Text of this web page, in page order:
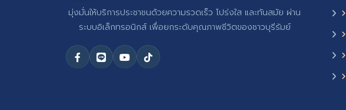
มุ่งมั่นให้บริการประชาชนด้วยความรวดเร็ว โปร่งใส และทันสมัย ผ่าน
ระบบอิเล็กทรอนิกส์ เพื่อยกระดับคุณภาพชีวิตของชาวบุรีรัมย์